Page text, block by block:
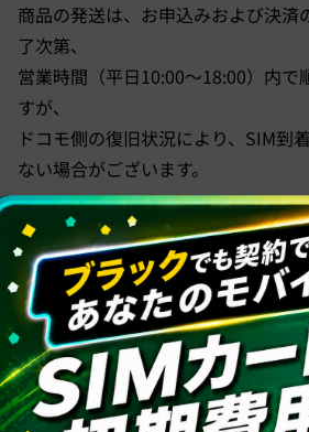
商品の発送は、お申込みおよび決済
了次第、
営業時間（平日10:00～18:00）内で
すが、
ドコモ側の復旧状況により、SIM到
ない場合がございます。
なお、弊社では発送時に開通予約を
め、
ドコモ側の障害が解消され次第、弊
ても順次開通が行われます。
お客様にはご不便をおかけいたしま
ほどお願いいたします。